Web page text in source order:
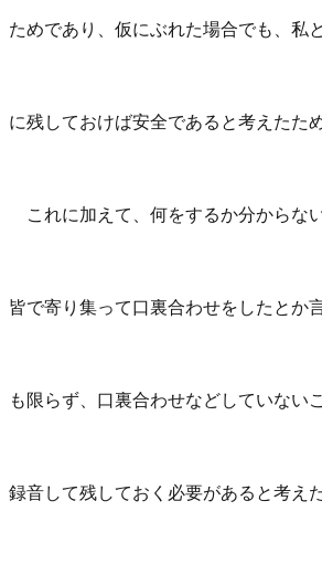
ためであり、仮にぶれた場合でも、私
に残しておけば安全であると考えたため
これに加えて、何をするか分からない
皆で寄り集って口裏合わせをしたとか
も限らず、口裏合わせなどしていない
録音して残しておく必要があると考えた